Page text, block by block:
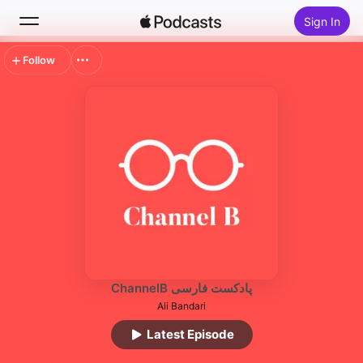
Sign In
Search
ChannelB پادکست فارسی
Ali Bandari
Latest Episode
Follow